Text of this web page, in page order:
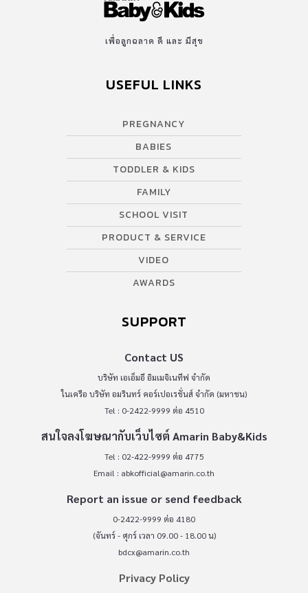
เพื่อลูกฉลาด ดี และ มีสุข
USEFUL LINKS
PREGNANCY
BABIES
TODDLER & KIDS
FAMILY
SCHOOL VISIT
PRODUCT & SERVICE
VIDEO
AWARDS
SUPPORT
Contact US
บริษัท เอเอ็มอี อิมเมจิเนทีฟ จำกัด
ในเครือ บริษัท อมรินทร์ คอร์เปอเรชั่นส์ จำกัด (มหาชน)
Tel : 0-2422-9999 ต่อ 4510
สนใจลงโฆษณากับเว็บไซต์ Amarin Baby&Kids
Tel : 02-422-9999 ต่อ 4775
Email : abkofficial@amarin.co.th
Report an issue or send feedback
0-2422-9999 ต่อ 4180
(จันทร์ - ศุกร์ เวลา 09.00 - 18.00 น)
bdcx@amarin.co.th
Privacy Policy